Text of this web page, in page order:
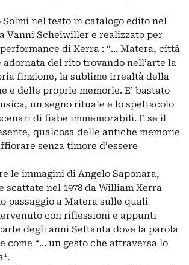
nel testo in catalogo edito nel
Vanni Scheiwiller e realizzato per
di Xerra : “… Matera, città
adornata del rito trovando nell’arte la
finzione, la sublime irrealtà della
e delle proprie memorie. E’ bastato
un segno rituale e lo spettacolo
di fiabe immemorabili. E se il
qualcosa delle antiche memorie
senza timore d’essere
le immagini di Angelo Saponara,
scattate nel 1978 da William Xerra
passaggio a Matera sulle quali
con riflessioni e appunti
degli anni Settanta dove la parola
come “… un gesto che attraversa lo